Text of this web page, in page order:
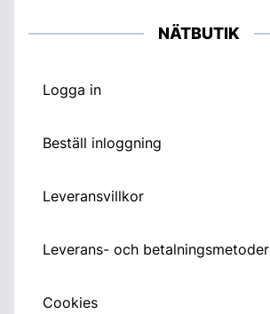
NÄTBUTIK
Logga in
Beställ inloggning
Leveransvillkor
Leverans- och betalningsmetoder
Cookies